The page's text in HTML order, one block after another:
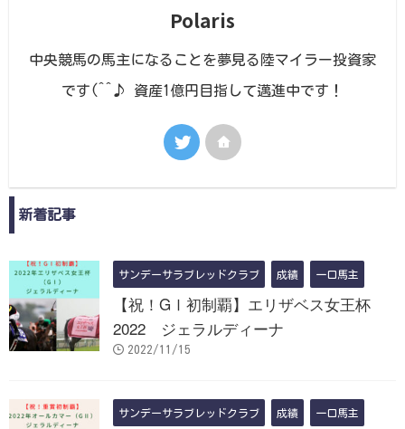
Polaris
中央競馬の馬主になることを夢見る陸マイラー投資家
です(^^♪ 資産1億円目指して邁進中です！
新着記事
サンデーサラブレッドクラブ 成績 一口馬主
【祝！GⅠ初制覇】エリザベス女王杯
2022 ジェラルディーナ
2022/11/15
サンデーサラブレッドクラブ 成績 一口馬主